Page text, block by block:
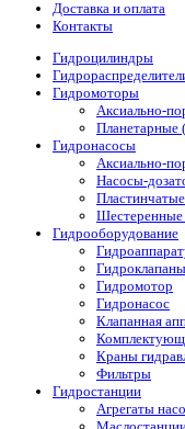
Доставка и оплата
Контакты
Гидроцилиндры
Гидромоторы
Аксиально-
Планетарные
Гидронасосы
Аксиально-
Насосы-
Шестеренные
Гидрооборудование
Гидромотор
Гидронасос
Клапанная
Краны
Фильтры
Гидростанции
Агрегаты